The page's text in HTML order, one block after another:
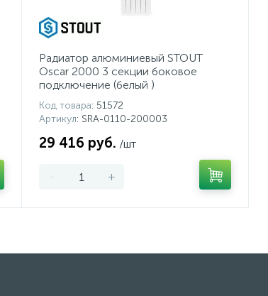
Радиатор алюминиевый STOUT
Oscar 2000 3 секции боковое
подключение (белый )
Код товара: 51572
Артикул: SRA-0110-200003
29 416 руб. /шт
- +